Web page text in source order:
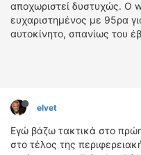
αποχωριστεί δυστυχώς. Ο
ευχαριστημένος με 95ρα
αυτοκίνητο, σπανίως του
elvet
Εγώ βάζω τακτικά στο
στο τέλος της